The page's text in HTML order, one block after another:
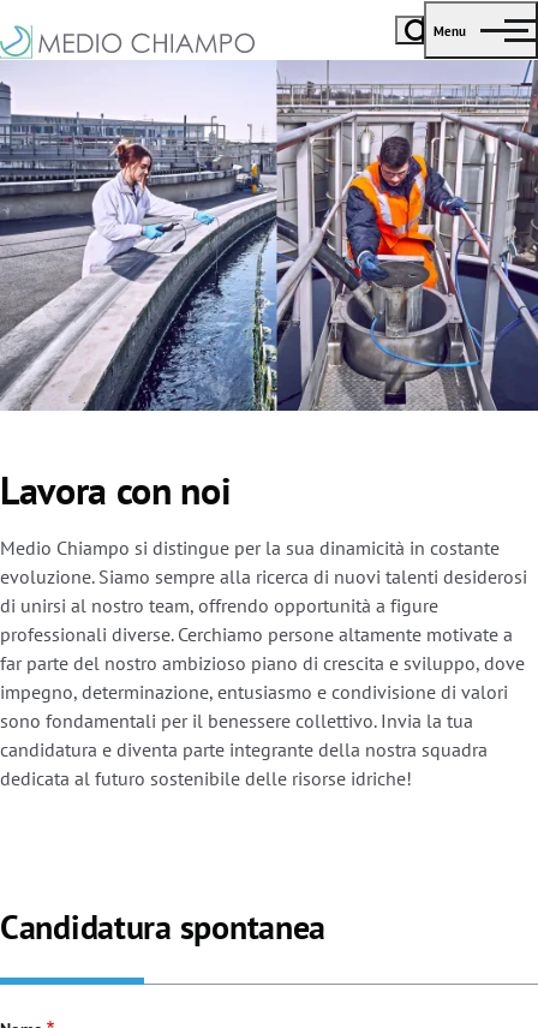
Menu
Lavora con noi
Medio Chiampo si distingue per la sua dinamicità in costante
evoluzione. Siamo sempre alla ricerca di nuovi talenti desiderosi
di unirsi al nostro team, offrendo opportunità a figure
professionali diverse. Cerchiamo persone altamente motivate a
far parte del nostro ambizioso piano di crescita e sviluppo, dove
impegno, determinazione, entusiasmo e condivisione di valori
sono fondamentali per il benessere collettivo. Invia la tua
candidatura e diventa parte integrante della nostra squadra
dedicata al futuro sostenibile delle risorse idriche!
Candidatura spontanea